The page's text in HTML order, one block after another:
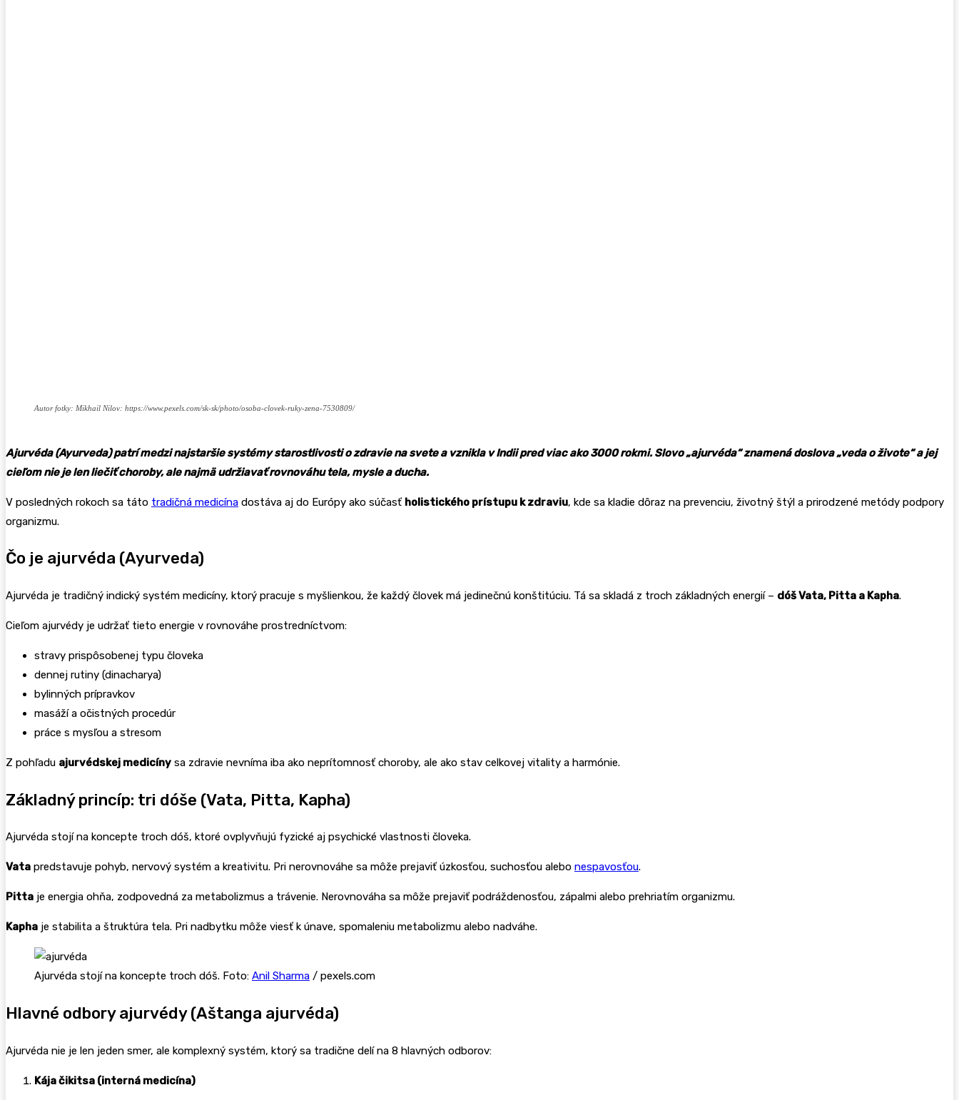
Autor fotky: Mikhail Nilov: https://www.pexels.com/sk-sk/photo/osoba-clovek-ruky-zena-7530809/
Ajurvéda (Ayurveda) patrí medzi najstaršie systémy starostlivosti o zdravie na svete a vznikla v Indii pred viac ako 3000 rokmi. Slovo „ajurvéda“ znamená doslova „veda o živote“ a jej
cieľom nie je len liečiť choroby, ale najmä udržiavať rovnováhu tela, mysle a ducha.
V posledných rokoch sa táto tradičná medicína dostáva aj do Európy ako súčasť holistického prístupu k zdraviu, kde sa kladie dôraz na prevenciu, životný štýl a prirodzené metódy podpory
organizmu.
Čo je ajurvéda (Ayurveda)
Ajurvéda je tradičný indický systém medicíny, ktorý pracuje s myšlienkou, že každý človek má jedinečnú konštitúciu. Tá sa skladá z troch základných energií – dóš Vata, Pitta a Kapha.
Cieľom ajurvédy je udržať tieto energie v rovnováhe prostredníctvom:
stravy prispôsobenej typu človeka
dennej rutiny (dinacharya)
bylinných prípravkov
masáží a očistných procedúr
práce s mysľou a stresom
Z pohľadu ajurvédskej medicíny sa zdravie nevníma iba ako neprítomnosť choroby, ale ako stav celkovej vitality a harmónie.
Základný princíp: tri dóše (Vata, Pitta, Kapha)
Ajurvéda stojí na koncepte troch dóš, ktoré ovplyvňujú fyzické aj psychické vlastnosti človeka.
Vata predstavuje pohyb, nervový systém a kreativitu. Pri nerovnováhe sa môže prejaviť úzkosťou, suchosťou alebo nespavosťou.
Pitta je energia ohňa, zodpovedná za metabolizmus a trávenie. Nerovnováha sa môže prejaviť podráždenosťou, zápalmi alebo prehriatím organizmu.
Kapha je stabilita a štruktúra tela. Pri nadbytku môže viesť k únave, spomaleniu metabolizmu alebo nadváhe.
Ajurvéda stojí na koncepte troch dóš. Foto: Anil Sharma / pexels.com
Hlavné odbory ajurvédy (Aštanga ajurvéda)
Ajurvéda nie je len jeden smer, ale komplexný systém, ktorý sa tradične delí na 8 hlavných odborov:
Kája čikitsa (interná medicína)